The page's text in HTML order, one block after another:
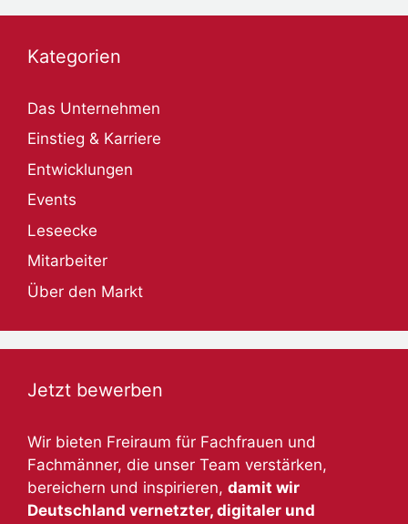
Kategorien
Das Unternehmen
Einstieg & Karriere
Entwicklungen
Events
Leseecke
Mitarbeiter
Über den Markt
Jetzt bewerben
Wir bieten Freiraum für Fachfrauen und
Fachmänner, die unser Team verstärken,
bereichern und inspirieren, damit wir
Deutschland vernetzter, digitaler und